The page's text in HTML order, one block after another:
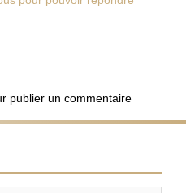
publier un commentaire